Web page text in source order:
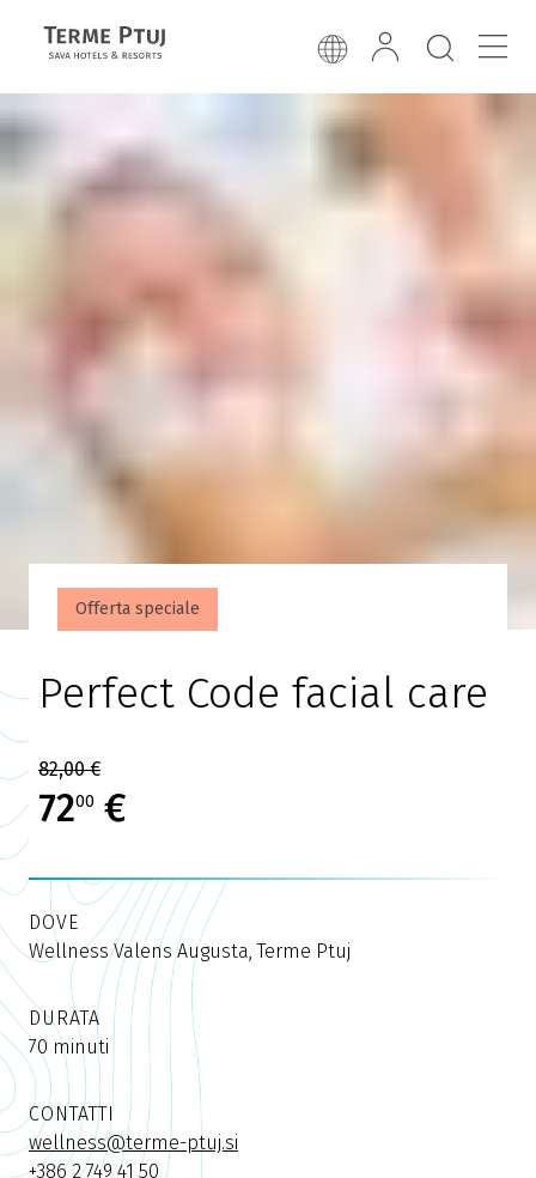
Offerta speciale
Perfect Code facial care
82,00 €
7200 €
DOVE
Wellness Valens Augusta, Terme Ptuj
DURATA
70 minuti
CONTATTI
wellness@terme-ptuj.si
+386 2 749 41 50